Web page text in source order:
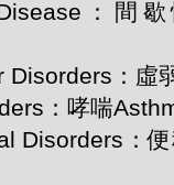
：間歇
Disorders：虛
：哮喘
Disorders：